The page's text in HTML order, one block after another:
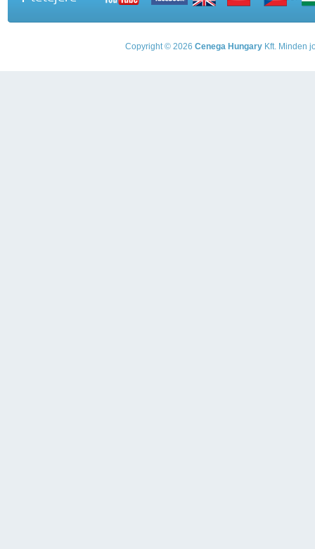
Copyright © 2026 Cenega Hungary Kft. Minden